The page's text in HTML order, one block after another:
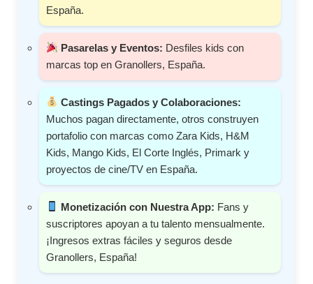
España.
Pasarelas y Eventos: Desfiles kids con
marcas top en Granollers, España.
Castings Pagados y Colaboraciones:
Muchos pagan directamente, otros construyen
portafolio con marcas como Zara Kids, H&M
Kids, Mango Kids, El Corte Inglés, Primark y
proyectos de cine/TV en España.
Monetización con Nuestra App: Fans y
suscriptores apoyan a tu talento mensualmente.
¡Ingresos extras fáciles y seguros desde
Granollers, España!